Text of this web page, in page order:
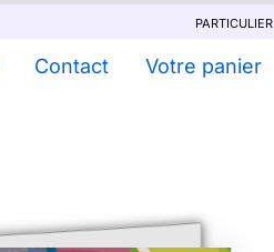
particulier
Contact Votre panier